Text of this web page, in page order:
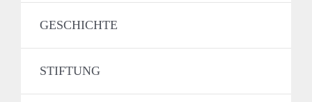
GESCHICHTE
STIFTUNG